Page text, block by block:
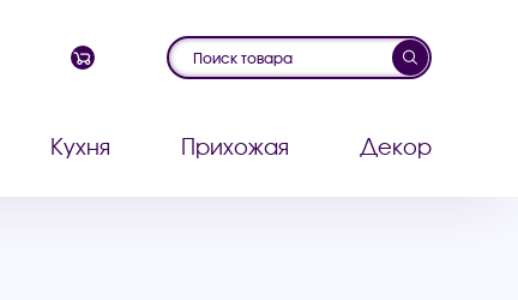
Кухня Прихожая Декор